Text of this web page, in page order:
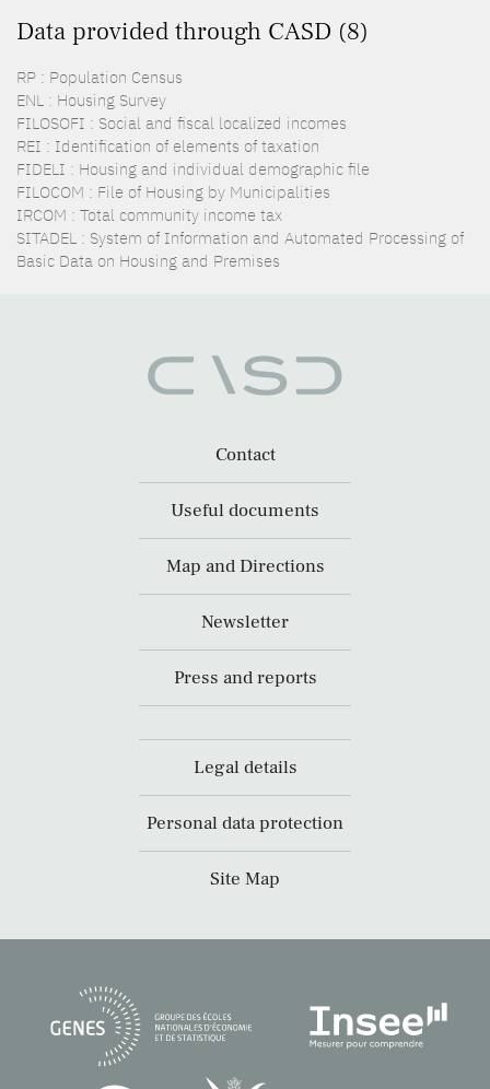
Data provided through CASD (8)
RP : Population Census
ENL : Housing Survey
FILOSOFI : Social and fiscal localized incomes
REI : Identification of elements of taxation
FIDELI : Housing and individual demographic file
FILOCOM : File of Housing by Municipalities
IRCOM : Total community income tax
SITADEL : System of Information and Automated Processing of
Basic Data on Housing and Premises
Contact
Useful documents
Map and Directions
Newsletter
Press and reports
Legal details
Personal data protection
Site Map